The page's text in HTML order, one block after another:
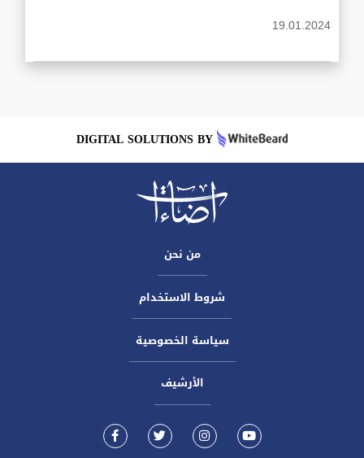
19.01.2024
DIGITAL SOLUTIONS BY
من نحن
شروط الاستخدام
سياسة الخصوصية
الأرشيف